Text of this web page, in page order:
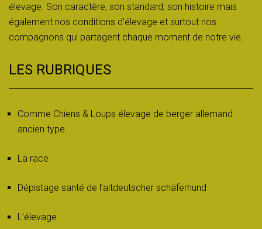
élevage. Son caractère, son standard, son histoire mais
également nos conditions d'élevage et surtout nos
compagnons qui partagent chaque moment de notre vie.
LES RUBRIQUES
Comme Chiens & Loups élevage de berger allemand
ancien type
La race
Dépistage santé de l’altdeutscher schäferhund
L’élevage